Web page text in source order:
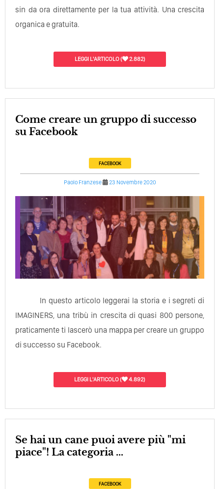
sin da ora direttamente per la tua attività. Una crescita
organica e gratuita.
LEGGI L'ARTICOLO( 2.882)
Come creare un gruppo di successo
su Facebook
FACEBOOK
Paolo Franzese 23 Novembre 2020
In questo articolo leggerai la storia e i segreti di
IMAGINERS, una tribù in crescita di quasi 800 persone,
praticamente ti lascerò una mappa per creare un gruppo
di successo su Facebook.
LEGGI L'ARTICOLO( 4.892)
Se hai un cane puoi avere più "mi
piace"! La categoria ...
FACEBOOK